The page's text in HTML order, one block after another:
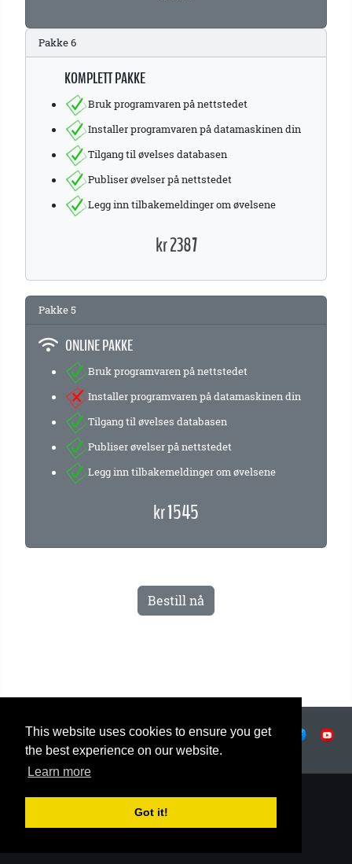
This website uses cookies to ensure you get
the best experience on our website.
Learn more
Got it!
Pakke 6
KOMPLETT PAKKE
Bruk programvaren på nettstedet
Installer programvaren på datamaskinen din
Tilgang til øvelses databasen
Publiser øvelser på nettstedet
Legg inn tilbakemeldinger om øvelsene
kr 2387
Pakke 5
ONLINE PAKKE
Bruk programvaren på nettstedet
Installer programvaren på datamaskinen din
Tilgang til øvelses databasen
Publiser øvelser på nettstedet
Legg inn tilbakemeldinger om øvelsene
kr 1545
Bestill nå
Retningslinjer for personvern|Vilkår for bruk|
| © OSTJE 2025